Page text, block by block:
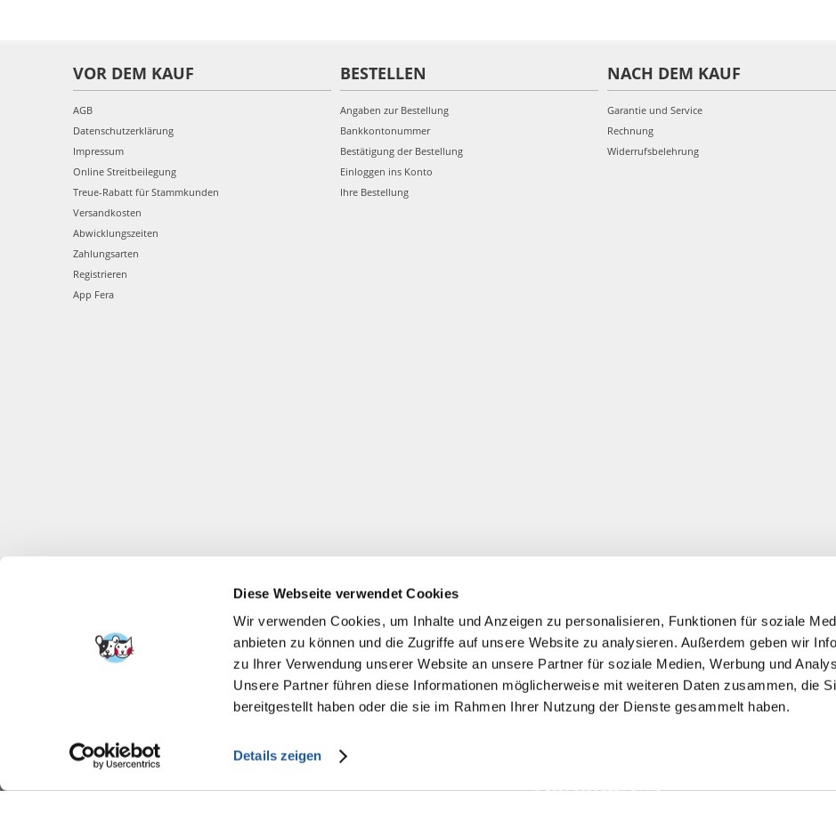
Diese Webseite verwendet Cookies
Wir verwenden Cookies, um Inhalte und Anzeigen zu personalisieren, Funktionen für soziale
anbieten zu können und die Zugriffe auf unsere Website zu analysieren. Außerdem geben wir
zu Ihrer Verwendung unserer Website an unsere Partner für soziale Medien, Werbung und
Unsere Partner führen diese Informationen möglicherweise mit weiteren Daten zusammen, die
bereitgestellt haben oder die sie im Rahmen Ihrer Nutzung der Dienste gesammelt haben.
Details zeigen
VOR DEM KAUF
AGB
Datenschutzerklärung
Impressum
Online Streitbeilegung
Treue-Rabatt für Stammkunden
Versandkosten
Abwicklungszeiten
Zahlungsarten
Registrieren
App Fera
BESTELLEN
Angaben zur Bestellung
Bankkontonummer
Bestätigung der Bestellung
Einloggen ins Konto
Ihre Bestellung
NACH DEM KAUF
Garantie und Service
Rechnung
Widerrufsbelehrung
© 2021-2026 FERA 24 UG.